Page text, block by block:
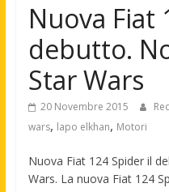
Nuova Fiat
debutto.
Star Wars
20 Novembre 2015
wars, lapo elkhan, Motori
Nuova Fiat 124 Spider il
Wars. La nuova Fiat 124